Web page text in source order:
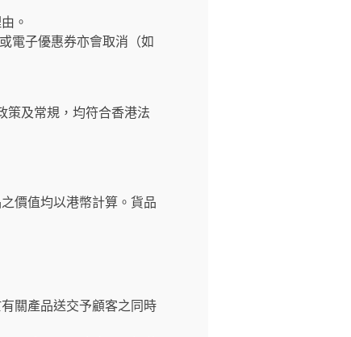
。
電子優惠券亦會取消（如
策及常規，均符合香港法
價值均以港幣計算。貨品
關產品送交予顧客之同時